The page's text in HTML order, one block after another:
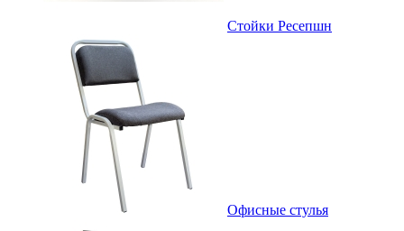
Стойки Ресепшн
Офисные стулья